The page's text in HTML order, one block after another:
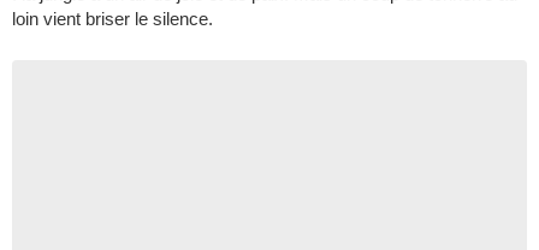
loin vient briser le silence.